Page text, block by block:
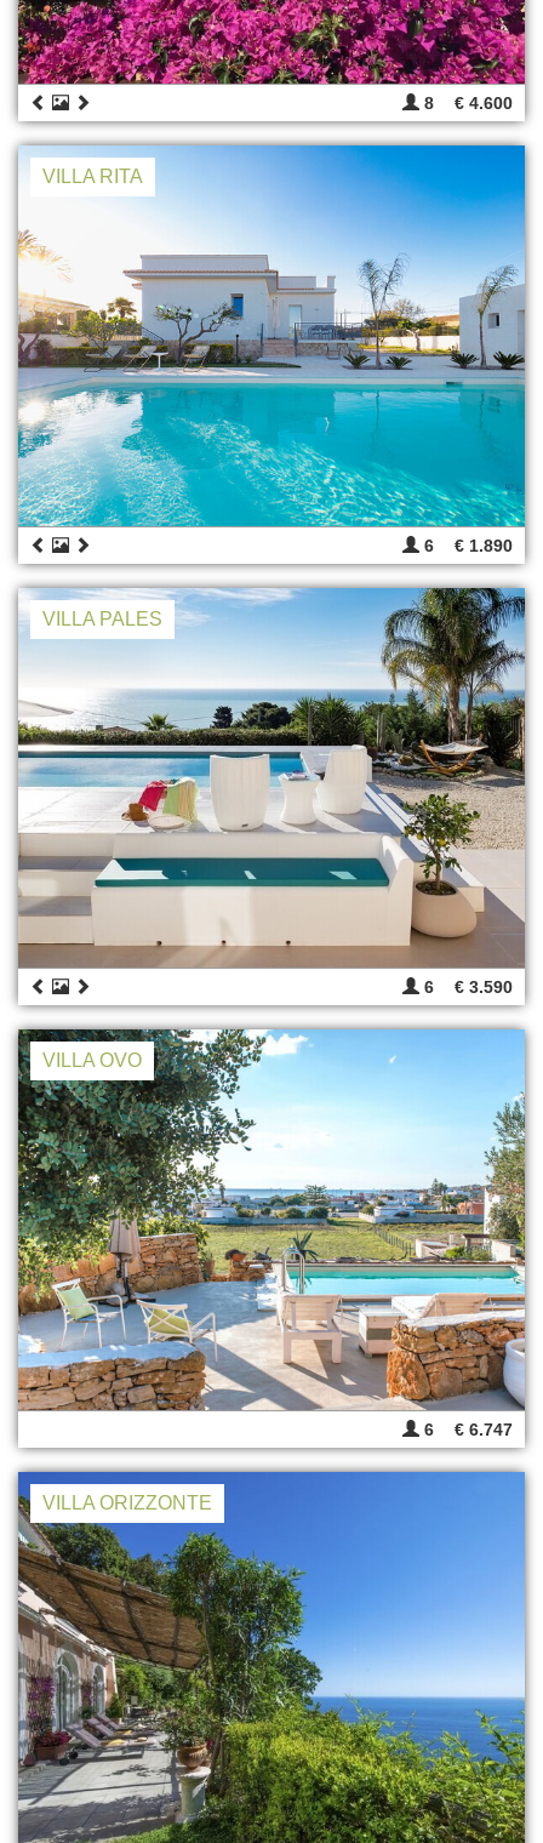
8 € 4.600
VILLA RITA
6 € 1.890
VILLA PALES
6 € 3.590
VILLA OVO
6 € 6.747
VILLA ORIZZONTE